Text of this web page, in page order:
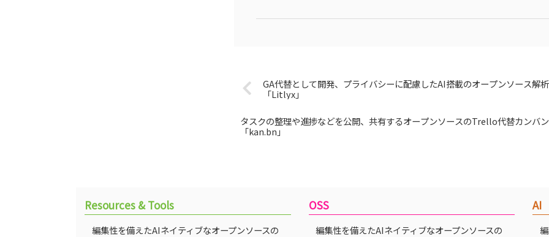
GA代替として開発、プライバシーに配慮したAI搭載のオープンソース解
「Litlyx」
タスクの整理や進捗などを公開、共有するオープンソースのTrello代替カンバ
「kan.bn」
Resources & Tools
編集性を備えたAIネイティブなオープンソースの
OSS
編集性を備えたAIネイティブなオープンソースの
AI